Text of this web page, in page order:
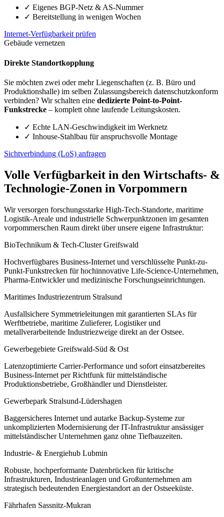
✓ Eigenes BGP-Netz & AS-Nummer
✓ Bereitstellung in wenigen Wochen
Internet-Verfügbarkeit prüfen
Gebäude vernetzen
Direkte Standortkopplung
Sie möchten zwei oder mehr Liegenschaften (z. B. Büro und
Produktionshalle) im selben Zulassungsbereich datenschutzkonform
verbinden? Wir schalten eine dedizierte Point-to-Point-
Funkstrecke – komplett ohne laufende Leitungskosten.
✓ Echte LAN-Geschwindigkeit im Werknetz
✓ Inhouse-Stahlbau für anspruchsvolle Montage
Sichtverbindung (LoS) anfragen
Volle Verfügbarkeit in den Wirtschafts- &
Technologie-Zonen in Vorpommern
Wir versorgen forschungsstarke High-Tech-Standorte, maritime
Logistik-Areale und industrielle Schwerpunktzonen im gesamten
vorpommerschen Raum direkt über unsere eigene Infrastruktur:
BioTechnikum & Tech-Cluster Greifswald
Hochverfügbares Business-Internet und verschlüsselte Punkt-zu-
Punkt-Funkstrecken für hochinnovative Life-Science-Unternehmen,
Pharma-Entwickler und medizinische Forschungseinrichtungen.
Maritimes Industriezentrum Stralsund
Ausfallsichere Symmetrieleitungen mit garantierten SLAs für
Werftbetriebe, maritime Zulieferer, Logistiker und
metallverarbeitende Industriezweige direkt an der Ostsee.
Gewerbegebiete Greifswald-Süd & Ost
Latenzoptimierte Carrier-Performance und sofort einsatzbereites
Business-Internet per Richtfunk für mittelständische
Produktionsbetriebe, Großhändler und Dienstleister.
Gewerbepark Stralsund-Lüdershagen
Baggersicheres Internet und autarke Backup-Systeme zur
unkomplizierten Modernisierung der IT-Infrastruktur ansässiger
mittelständischer Unternehmen ganz ohne Tiefbauzeiten.
Industrie- & Energiehub Lubmin
Robuste, hochperformante Datenbrücken für kritische
Infrastrukturen, Industrieanlagen und Großunternehmen am
strategisch bedeutenden Energiestandort an der Ostseeküste.
Fährhafen Sassnitz-Mukran